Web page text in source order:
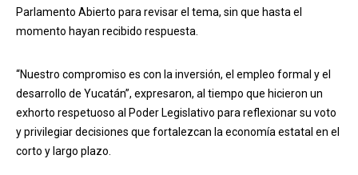
Parlamento Abierto para revisar el tema, sin que hasta el
momento hayan recibido respuesta.
“Nuestro compromiso es con la inversión, el empleo formal y el
desarrollo de Yucatán”, expresaron, al tiempo que hicieron un
exhorto respetuoso al Poder Legislativo para reflexionar su voto
y privilegiar decisiones que fortalezcan la economía estatal en el
corto y largo plazo.